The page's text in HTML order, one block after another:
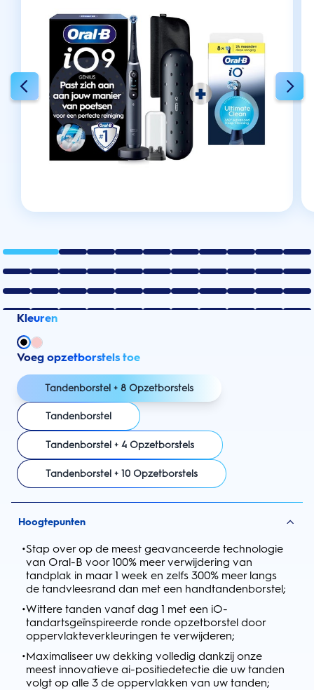
Kleuren
Voeg opzetborstels toe
Tandenborstel + 8 Opzetborstels
Tandenborstel
Tandenborstel + 4 Opzetborstels
Tandenborstel + 10 Opzetborstels
Hoogtepunten
•Stap over op de meest geavanceerde technologie
van Oral-B voor 100% meer verwijdering van
tandplak in maar 1 week en zelfs 300% meer langs
de tandvleesrand dan met een handtandenborstel;
•Wittere tanden vanaf dag 1 met een iO-
tandartsgeïnspireerde ronde opzetborstel door
oppervlakteverkleuringen te verwijderen;
•Maximaliseer uw dekking volledig dankzij onze
meest innovatieve ai-positiedetectie die uw tanden
volgt op alle 3 de oppervlakken van uw tanden;